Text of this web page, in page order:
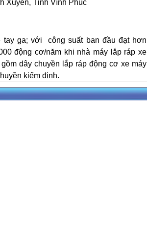
Xuyên, Tỉnh Vĩnh Phúc
ga; với công suất ban đầu đạt hơn
động cơ/năm khi nhà máy lắp ráp xe
dây chuyền lắp ráp động cơ xe máy
kiểm định.